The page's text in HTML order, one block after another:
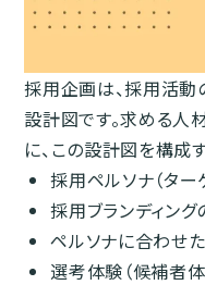
採用企画は、採用活
設計図です。求める人
に、この設計図を構成
採用ペルソナ（ター
採用ブランディング
ペルソナに合わせ
選考体験（候補者